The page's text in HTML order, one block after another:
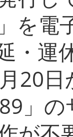
を電
・運
20
」